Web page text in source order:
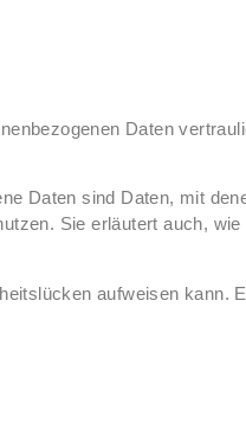
Daten
Daten sind Daten, mit
Sie erläutert auch,
aufweisen kann.